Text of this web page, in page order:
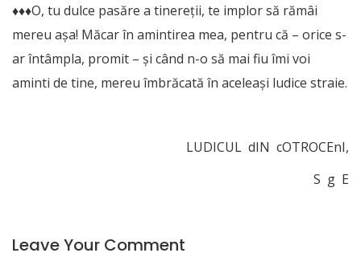
♦♦♦O, tu dulce pasăre a tinereții, te implor să rămâi
mereu așa! Măcar în amintirea mea, pentru că – orice s-
ar întâmpla, promit – și când n-o să mai fiu îmi voi
aminti de tine, mereu îmbrăcată în aceleaşi ludice straie.
LUDICUL dIN cOTROCEnI,
S g E
Leave Your Comment